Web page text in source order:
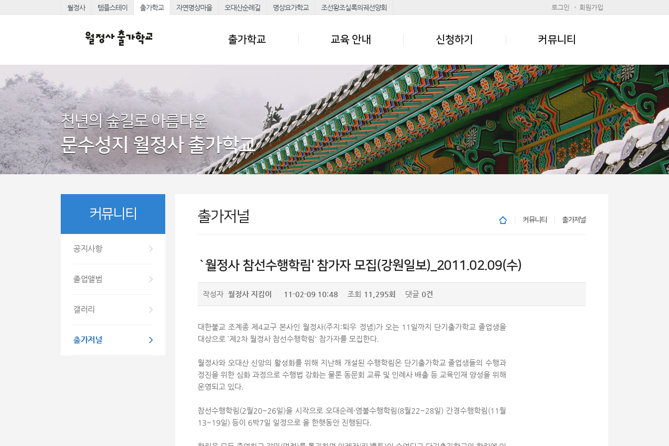
월정사 템플스테이 출가학교 자연명상마을 오대산순례길 명상요가학교 조선왕조실록의궤선양회 로그인 회원가입
출가학교 교육 안내 신청하기 커뮤니티
천년의 숲길로 아름다운
문수성지 월정사 출가학교
커뮤니티
공지사항
졸업앨범
갤러리
출가저널
커뮤니티 출가저널
출가저널
`월정사 참선수행학림' 참가자 모집(강원일보)_2011.02.09(수)
작성자 월정사 지킴이 11-02-09 10:48 조회 11,295회 댓글 0건
대한불교 조계종 제4교구 본사인 월정사(주지:퇴우 정념)가 오는 11일까지 단기출가학교 졸업생을
대상으로 `제2차 월정사 참선수행학림' 참가자를 모집한다.
월정사와 오대산 신앙의 활성화를 위해 지난해 개설된 수행학림은 단기출가학교 졸업생들의 수행과
정진을 위한 심화 과정으로 수행법 강화는 물론 동문회 교류 및 인례사 배출 등 교육인재 양성을 위해
운영되고 있다.
참선수행학림(2월20~26일)을 시작으로 오대순례·염불수행학림(8월22~28일) 간경수행학림(11월
13~19일) 등이 6박7일 일정으로 올 한햇동안 진행된다.